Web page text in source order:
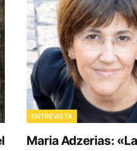
ENTREVISTA
Maria Adzerias: